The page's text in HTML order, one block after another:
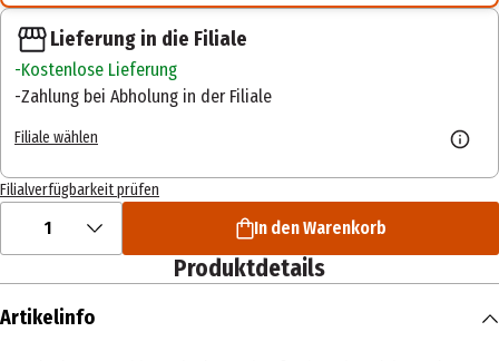
Lieferung in die Filiale
Kostenlose Lieferung
Zahlung bei Abholung in der Filiale
Filiale wählen
Filialverfügbarkeit prüfen
1 In den Warenkorb
Produktdetails
Artikelinfo